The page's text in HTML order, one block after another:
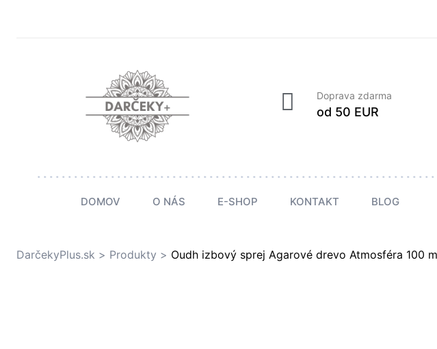
Doprava zdarma
od 50 EUR
DOMOV O NÁS E-SHOP KONTAKT BLOG
DarčekyPlus.sk > Produkty > Oudh izbový sprej Agarové drevo Atmosféra 100